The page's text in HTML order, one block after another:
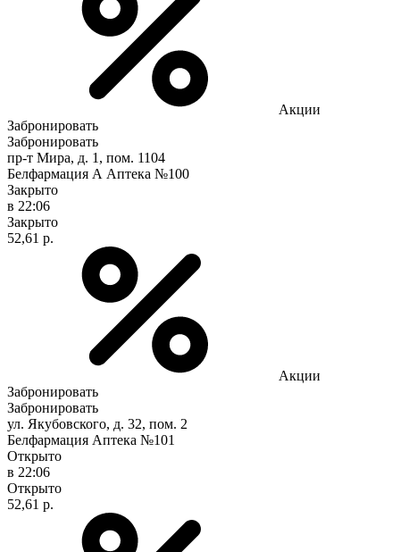
Акции
Забронировать
Забронировать
пр-т Мира, д. 1, пом. 1104
Белфармация А Аптека №100
Закрыто
в 22:06
Закрыто
52,61 р.
Акции
Забронировать
Забронировать
ул. Якубовского, д. 32, пом. 2
Белфармация Аптека №101
Открыто
в 22:06
Открыто
52,61 р.